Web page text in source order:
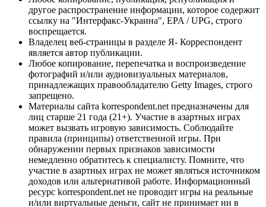
другое распространение информации, которое содержит
ссылку на "Интерфакс-Украина", EPA / UPG, строго
воспрещается.
Владелец веб-страницы в разделе Я- Корреспондент
является автор публикации.
Любое копирование, перепечатка и воспроизведение
фотографий и/или аудиовизуальных материалов,
принадлежащих правообладателю Getty Images, строго
запрещено.
Материалы сайта korrespondent.net предназначены для
лиц старше 21 года (21+). Участие в азартных играх
может вызвать игровую зависимость. Соблюдайте
правила (принципы) ответственной игры. При
обнаружении первых признаков зависимости
немедленно обратитесь к специалисту. Помните, что
участие в азартных играх не может являться источником
доходов или альтернативой работе. Информационный
ресурс korrespondent.net не проводит игры на реальные
и/или виртуальные деньги, сайт не принимает ни в